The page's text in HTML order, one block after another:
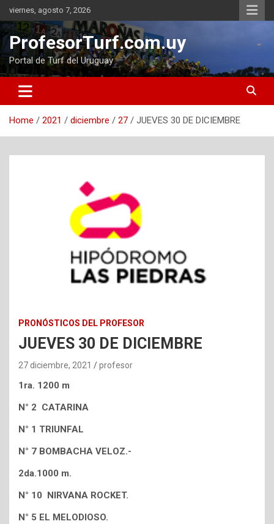
Skip
to
content
viernes, agosto 7, 2026
ProfesorTurf.com.uy
Portal de Turf del Uruguay
Home 2021 diciembre 27 JUEVES 30 DE DICIEMBRE
PRONÓSTICOS DEL PROFESOR
JUEVES 30 DE DICIEMBRE
27 diciembre, 2021 profesor
1ra. 1200 m
N° 2 CATARINA
N° 1 TRIUNFAL
N° 7 BOMBACHA VELOZ.-
2da.1000 m.
N° 10 NIRVANA ROCKET.
N° 5 EL MELODIOSO.